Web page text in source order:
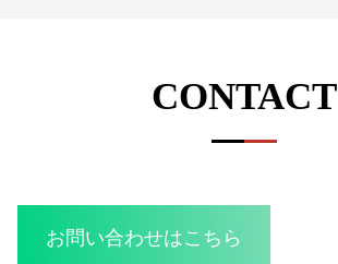
CONTACT
お問い合わせはこちら